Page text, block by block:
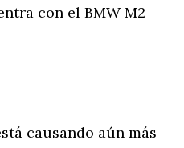
con el BMW M2
causando aún más